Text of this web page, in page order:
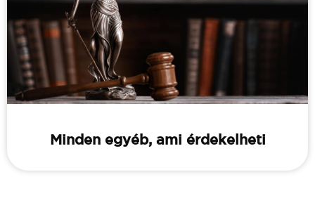
Minden egyéb, ami érdekelheti